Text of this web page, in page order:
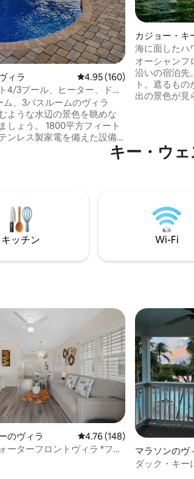
ィラ レビュー160件、5つ星中
4.95 (160)
4/3プール、ヒーター、ドッ
、自転車など
、3バスルームのヴィラ
ような水辺の景色を眺めな
しょう。 1800平方フィート
ンレス製家電を備えた設備
チン、花崗岩のカウンター
しみください。 メモリーフ
ートのドックから釣りをした
グリルを使用したりできま
ク2台、パドルボード2台、サ
チまで車で5分の大人用自転
す。 セキュリティの
メラ。 バケーションライセ
カジョー・キ
海に面したハ
オーシャンフ
沿いの宿泊先
ト。遮るも
出の景色が見
く、清潔で
メキッチン、
しめます！7
Grouperまた
トカードを差
キー・ウ
キッチン Wi-Fi
のヴィラ レビュー148件、5つ星中
4.76 (148)
ーターフロントヴィラ *ファ
マラソンのヴ
ダック・キー